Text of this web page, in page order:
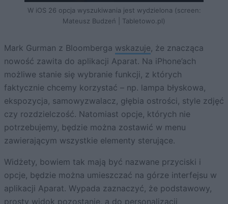
W iOS 26 opcja wyszukiwania jest wydzielona (screen:
Mateusz Budzeń | Tabletowo.pl)
Mark Gurman z Bloomberga wskazuje, że znacząca
nowość zawita do aplikacji Aparat. Na iPhone’ach
możliwe stanie się wybranie funkcji, z których
faktycznie chcemy korzystać – np. lampa błyskowa,
ekspozycja, samowyzwalacz, głębia ostrości, style zdjęć
czy rozdzielczość. Natomiast opcje, których nie
potrzebujemy, będzie można zostawić w menu
zawierającym wszystkie elementy sterujące.
Widżety, bowiem tak mają być nazwane przyciski i
opcje, będzie można umieszczać na górze interfejsu w
aplikacji Aparat. Wypada zaznaczyć, że podstawowy,
prosty widok pozostanie, a do personalizacji